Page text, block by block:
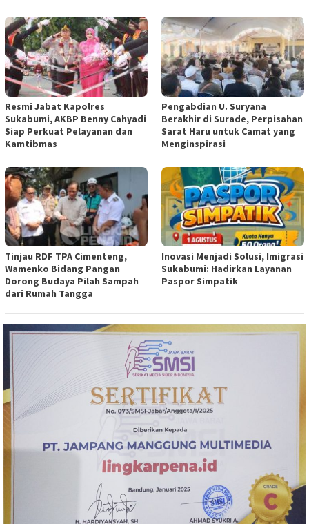
Resmi Jabat Kapolres
Sukabumi, AKBP Benny Cahyadi
Siap Perkuat Pelayanan dan
Kamtibmas
Pengabdian U. Suryana
Berakhir di Surade, Perpisahan
Sarat Haru untuk Camat yang
Menginspirasi
Tinjau RDF TPA Cimenteng,
Wamenko Bidang Pangan
Dorong Budaya Pilah Sampah
dari Rumah Tangga
Inovasi Menjadi Solusi, Imigrasi
Sukabumi: Hadirkan Layanan
Paspor Simpatik